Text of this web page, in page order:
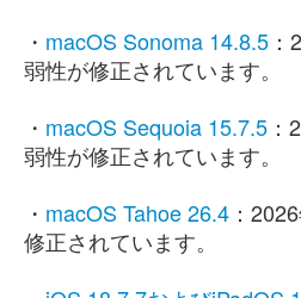
・ macOS Sonoma 14.8.5
弱性が修正されています。
・ macOS Sequoia 15.7.5
弱性が修正されています。
・ macOS Tahoe 26.4 ：
修正されています。